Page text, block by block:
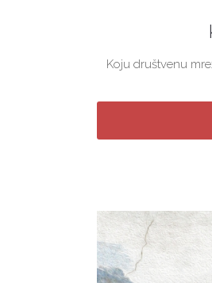
Koju društvenu